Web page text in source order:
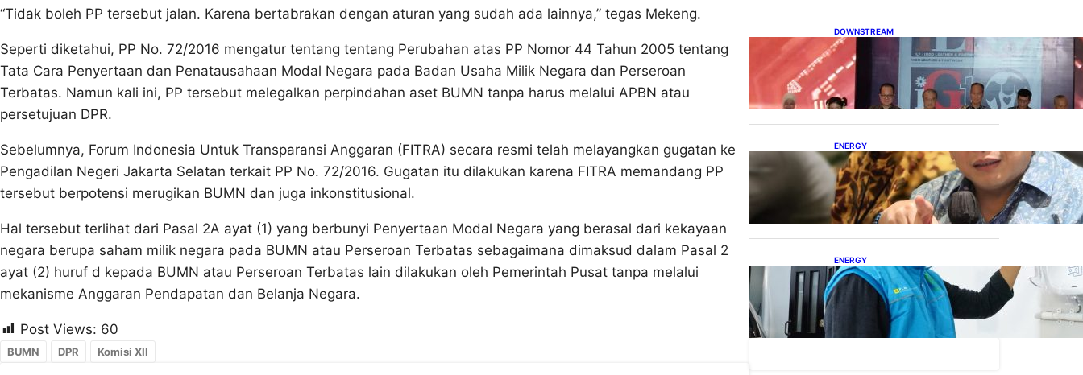
“Tidak boleh PP tersebut jalan. Karena bertabrakan dengan aturan yang sudah ada lainnya,” tegas Mekeng.
Seperti diketahui, PP No. 72/2016 mengatur tentang tentang Perubahan atas PP Nomor 44 Tahun 2005 tentang
Tata Cara Penyertaan dan Penatausahaan Modal Negara pada Badan Usaha Milik Negara dan Perseroan
Terbatas. Namun kali ini, PP tersebut melegalkan perpindahan aset BUMN tanpa harus melalui APBN atau
persetujuan DPR.
Sebelumnya, Forum Indonesia Untuk Transparansi Anggaran (FITRA) secara resmi telah melayangkan gugatan ke
Pengadilan Negeri Jakarta Selatan terkait PP No. 72/2016. Gugatan itu dilakukan karena FITRA memandang PP
tersebut berpotensi merugikan BUMN dan juga inkonstitusional.
Hal tersebut terlihat dari Pasal 2A ayat (1) yang berbunyi Penyertaan Modal Negara yang berasal dari kekayaan
negara berupa saham milik negara pada BUMN atau Perseroan Terbatas sebagaimana dimaksud dalam Pasal 2
ayat (2) huruf d kepada BUMN atau Perseroan Terbatas lain dilakukan oleh Pemerintah Pusat tanpa melalui
mekanisme Anggaran Pendapatan dan Belanja Negara.
Post Views: 60
BUMN DPR Komisi XII
DOWNSTREAM
Terbuka, Peluang Usaha
bagi IKM Alas Kaki Lokal
ENERGY
IESR: Kepemimpinan
Terpadu jadi Kunci
Percepatan PLTS 100 GW
ENERGY
Ada 21.865 Pelanggan Baru
Gunakan Home Charging
Services PLN